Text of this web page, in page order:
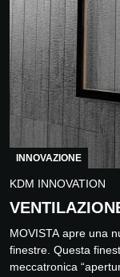
INNOVAZIONE
KDM INNOVATION
MOVISTA apre una
finestre. Questa
meccatronica